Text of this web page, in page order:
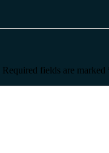
Required fields are marked